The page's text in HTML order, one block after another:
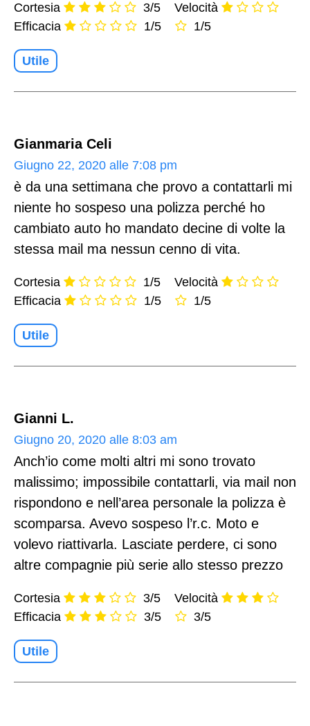
Cortesia
3/5
Efficacia
1/5
Velocità
1/5
Utile
Gianmaria Celi
Giugno 22, 2020 alle 7:08 pm
è da una settimana che provo a contattarli mi
niente ho sospeso una polizza perché ho
cambiato auto ho mandato decine di volte la
stessa mail ma nessun cenno di vita.
Cortesia
1/5
Efficacia
1/5
Velocità
1/5
Utile
Gianni L.
Giugno 20, 2020 alle 8:03 am
Anch’io come molti altri mi sono trovato
malissimo; impossibile contattarli, via mail non
rispondono e nell’area personale la polizza è
scomparsa. Avevo sospeso l’r.c. Moto e
volevo riattivarla. Lasciate perdere, ci sono
altre compagnie più serie allo stesso prezzo
Cortesia
3/5
Efficacia
3/5
Velocità
3/5
Utile